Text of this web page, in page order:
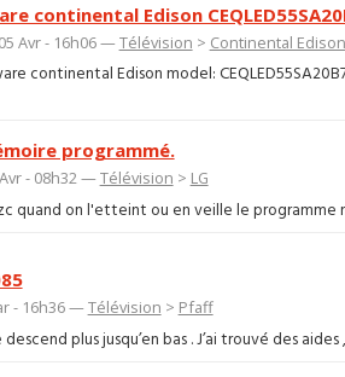
continental Edison
Avr - 16h06 —Télévision > Continental Edison
continental Edison model:
programmé.
- 08h32 —Télévision > LG
quand on l'etteint ou en veille le programme
- 16h36 —Télévision > Pfaff
plus jusqu’en bas . J’ai trouvé des aides